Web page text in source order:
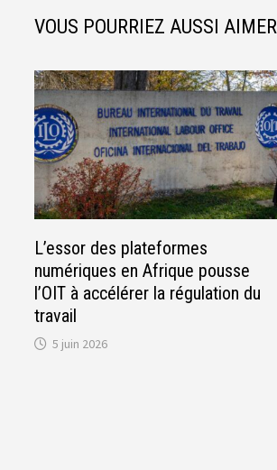
VOUS POURRIEZ AUSSI AIMER
L’essor des plateformes
numériques en Afrique pousse
l’OIT à accélérer la régulation du
travail
5 juin 2026